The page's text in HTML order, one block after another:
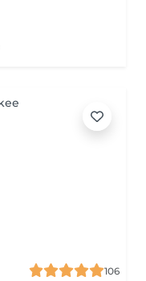
106